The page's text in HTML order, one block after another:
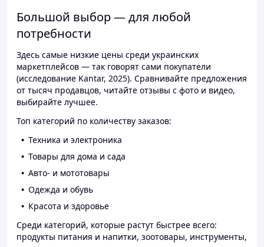
Большой выбор — для любой
потребности
Здесь самые низкие цены среди украинских
маркетплейсов — так говорят сами покупатели
(исследование Kantar, 2025). Сравнивайте предложения
от тысяч продавцов, читайте отзывы с фото и видео,
выбирайте лучшее.
Топ категорий по количеству заказов:
Техника и электроника
Товары для дома и сада
Авто- и мототовары
Одежда и обувь
Красота и здоровье
Среди категорий, которые растут быстрее всего:
продукты питания и напитки, зоотовары, инструменты,